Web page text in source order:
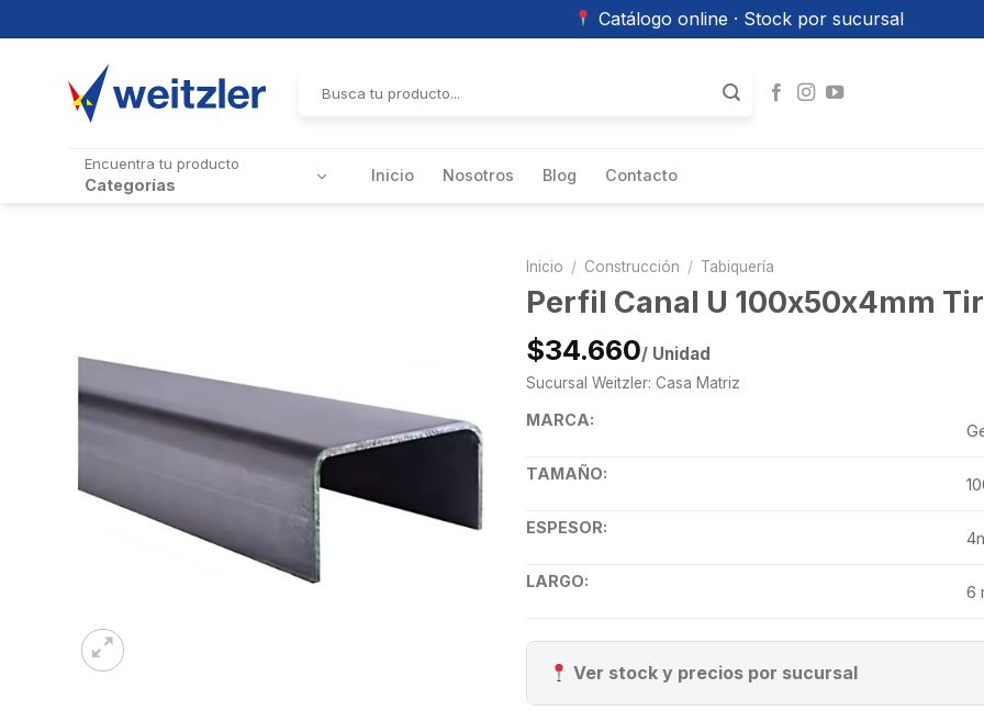
Catálogo online · Stock por sucursal
por:
Encuentra tu producto
Categorías Inicio Nosotros Blog Contacto
Inicio / Construcción / Tabiquería
Perfil Canal U 100x50x4mm
$34.660/ Unidad
Sucursal Weitzler: Casa Matriz
MARCA:
TAMAÑO:
ESPESOR:
LARGO:
6
Ver stock y precios por sucursal